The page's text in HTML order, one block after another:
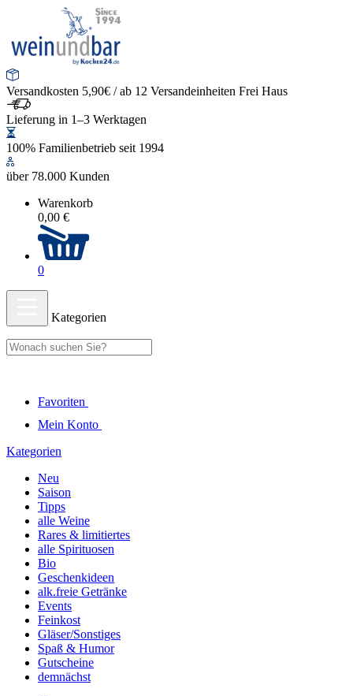
Versandkosten 5,90€ / ab 12 Versandeinheiten Frei Haus
Lieferung in 1–3 Werktagen
100% Familienbetrieb seit 1994
über 78.000 Kunden
Warenkorb
0,00 €
0
Kategorien
Favoriten
Mein Konto
Kategorien
Neu
Saison
Tipps
alle Weine
Rares & limitiertes
alle Spirituosen
Bio
Geschenkideen
alk.freie Getränke
Events
Feinkost
Gläser/Sonstiges
Spaß & Humor
Gutscheine
demnächst